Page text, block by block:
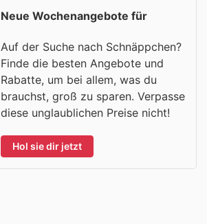
Neue Wochenangebote für
Auf der Suche nach Schnäppchen?
Finde die besten Angebote und
Rabatte, um bei allem, was du
brauchst, groß zu sparen. Verpasse
diese unglaublichen Preise nicht!
Hol sie dir jetzt